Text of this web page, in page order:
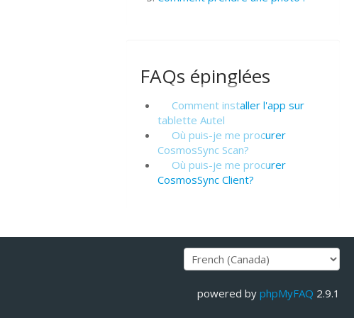
FAQs épinglées
Comment installer l'app sur
tablette Autel
Où puis-je me procurer
CosmosSync Scan?
Où puis-je me procurer
CosmosSync Client?
powered by phpMyFAQ 2.9.1